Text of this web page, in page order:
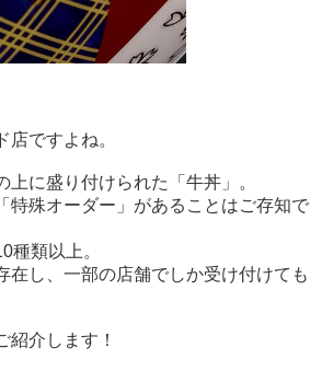
ですよね。
に盛り付けられた「牛丼」。
特殊オーダー」があることはご存知で
種類以上。
在し、一部の店舗でしか受け付けても
介します！